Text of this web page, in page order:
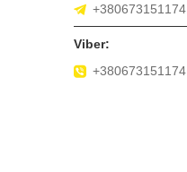
+380673151174
+380673151174